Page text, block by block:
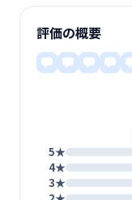
評価の概要
5★
4★
3★